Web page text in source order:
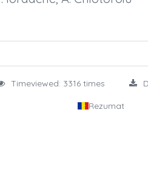
Timeviewed: 3316 times
Rezumat